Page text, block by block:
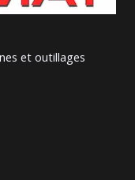
et outillages